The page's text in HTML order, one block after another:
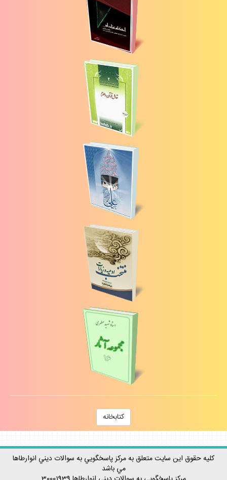
كتابخانه
كليه حقوق اين سايت متعلق به مركز پاسخگويي به سوالات ديني انوارطاها
مي باشد